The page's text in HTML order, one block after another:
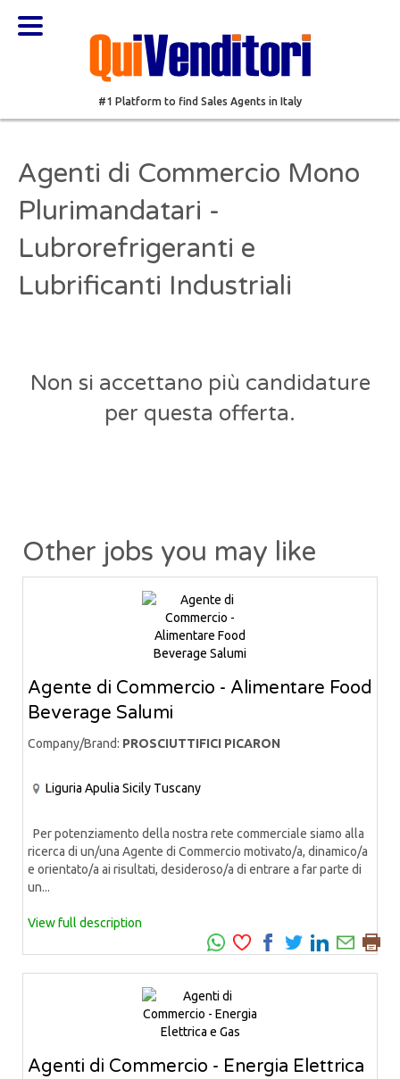
#1 Platform to find Sales Agents in Italy
Agenti di Commercio Mono
Plurimandatari -
Lubrorefrigeranti e
Lubrificanti Industriali
Non si accettano più candidature
per questa offerta.
Other jobs you may like
Agente di Commercio - Alimentare Food
Beverage Salumi
Company/Brand: PROSCIUTTIFICI PICARON
Liguria Apulia Sicily Tuscany
Per potenziamento della nostra rete commerciale siamo alla
ricerca di un/una Agente di Commercio motivato/a, dinamico/a
e orientato/a ai risultati, desideroso/a di entrare a far parte di
un...
View full description
Agenti di Commercio - Energia Elettrica